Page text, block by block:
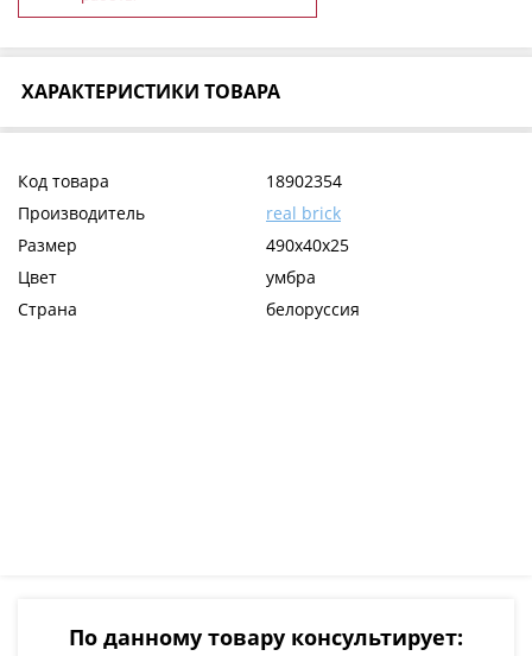
ХАРАКТЕРИСТИКИ ТОВАРА
Код товара
18902354
Производитель
real brick
Размер
490х40х25
Цвет
умбра
Страна
белоруссия
По данному товару консультирует: